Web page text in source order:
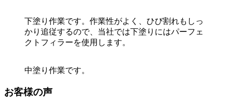
下塗り作業です。作業性がよく、ひび割れもしっ
かり追従するので、当社では下塗りにはパーフェ
クトフィラーを使用します。
中塗り作業です。
お客様の声